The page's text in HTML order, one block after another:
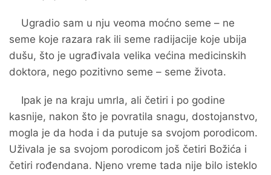
Ugradio sam u nju veoma moćno seme – ne
seme koje razara rak ili seme radijacije koje ubija
dušu, što je ugrađivala velika većina medicinskih
doktora, nego pozitivno seme – seme života.
Ipak je na kraju umrla, ali četiri i po godine
kasnije, nakon što je povratila snagu, dostojanstvo,
mogla je da hoda i da putuje sa svojom porodicom.
Uživala je sa svojom porodicom još četiri Božića i
četiri rođendana. Njeno vreme tada nije bilo isteklo